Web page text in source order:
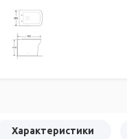
Характеристики